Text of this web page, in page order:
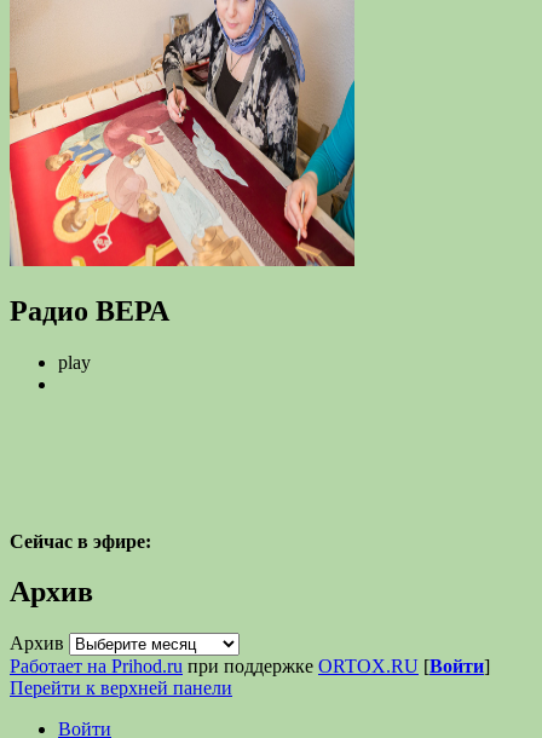
Радио ВЕРА
play
Сейчас в эфире:
Архив
Архив
Работает на Prihod.ru при поддержке ORTOX.RU [Войти]
Перейти к верхней панели
Войти